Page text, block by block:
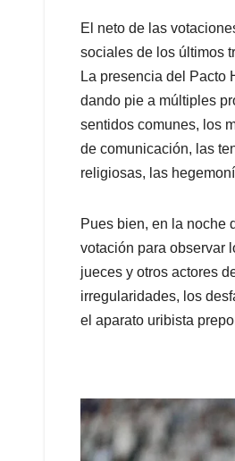
El neto de las
sociales de los últimos
La presencia del Pacto
dando pie a múltiples
sentidos comunes, los
de comunicación, las
religiosas, las
Pues bien, en la noche
votación para observar
jueces y otros actores
irregularidades, los
el aparato uribista